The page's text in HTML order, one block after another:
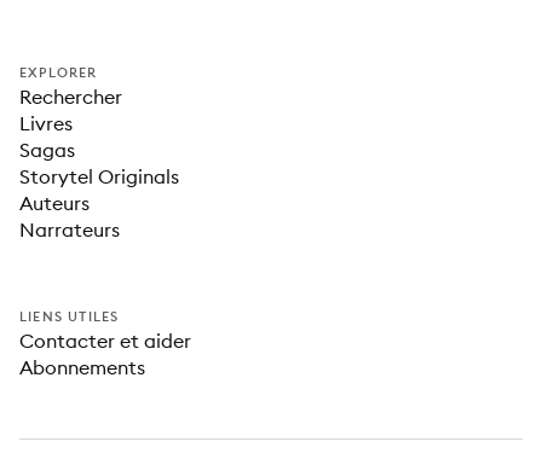
EXPLORER
Rechercher
Livres
Sagas
Storytel Originals
Auteurs
Narrateurs
LIENS UTILES
Contacter et aider
Abonnements